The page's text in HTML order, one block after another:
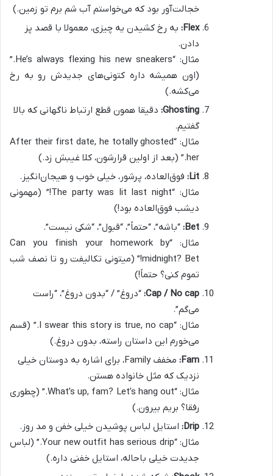
خجالت‌آور بود که می‌خواستم آب شم برم تو زمین.)
Flex: به رخ کشیدن یه چیزی، معمولا با قصد پز
دادن.
مثال: “He’s always flexing his new sneakers.”
(اون همیشه داره کتونی‌های جدیدش رو به رخ
می‌کشه.)
Ghosting: دقیقا همون قطع ارتباط ناگهانی که بالا
گفتیم.
مثال: “After their first date, he totally ghosted
her.” (بعد از اولین قرارشون، کلا غیبش زد.)
Lit: فوق‌العاده، پرشور، خیلی خوب و هیجان‌انگیز.
مثال: “The party was lit last night!” (مهمونی
دیشب فوق‌العاده بود!)
Bet: “باشه”، “حتماً”، “قبول”، “شکی نیست”.
مثال: “Can you finish your homework by
midnight? Bet!” (میتونی تکالیفت رو تا نصف شب
تموم کنی؟ حتماً!)
Cap / No cap: “دروغ” / “بدون دروغ”، “راست
می‌گم”.
مثال: “I swear this story is true, no cap.” (قسم
می‌خورم این داستان راسته، بدون دروغ.)
Fam:
مخفف Family، برای اشاره به دوستان خیلی
نزدیک که مثل خانواده هستن.
مثال: “What’s up, fam? Let’s hang out.” (چطوری
رفقا؟ بریم بیرون.)
Drip: استایل لباس پوشیدن خیلی خفن و مد روز.
مثال: “Your new outfit has serious drip.” (لباس
جدیدت خیلی باحاله، استایل خفنی داره.)